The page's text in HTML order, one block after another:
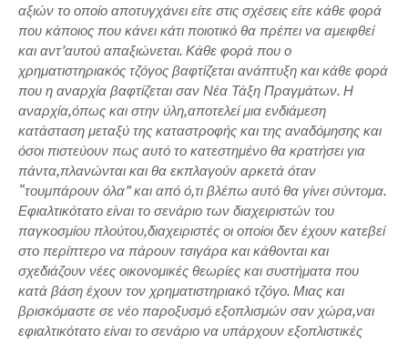
αξιών το οποίο αποτυγχάνει είτε στις σχέσεις είτε κάθε φορά
που κάποιος που κάνει κάτι ποιοτικό θα πρέπει να αμειφθεί
και αντ’αυτού απαξιώνεται. Κάθε φορά που ο
χρηματιστηριακός τζόγος βαφτίζεται ανάπτυξη και κάθε φορά
που η αναρχία βαφτίζεται σαν Νέα Τάξη Πραγμάτων. Η
αναρχία,όπως και στην ύλη,αποτελεί μια ενδιάμεση
κατάσταση μεταξύ της καταστροφής και της αναδόμησης και
όσοι πιστεύουν πως αυτό το κατεστημένο θα κρατήσει για
πάντα,πλανώνται και θα εκπλαγούν αρκετά όταν
“τουμπάρουν όλα” και από ό,τι βλέπω αυτό θα γίνει σύντομα.
Εφιαλτικότατο είναι το σενάριο των διαχειριστών του
παγκοσμίου πλούτου,διαχειριστές οι οποίοι δεν έχουν κατεβεί
στο περίπτερο να πάρουν τσιγάρα και κάθονται και
σχεδιάζουν νέες οικονομικές θεωρίες και συστήματα που
κατά βάση έχουν τον χρηματιστηριακό τζόγο. Μιας και
βρισκόμαστε σε νέο παροξυσμό εξοπλισμών σαν χώρα,ναι
εφιαλτικότατο είναι το σενάριο να υπάρχουν εξοπλιστικές